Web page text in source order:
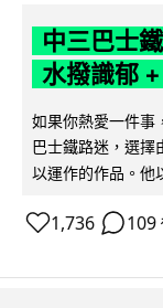
中三巴士
水撥識郁
如果你熱愛一件事
巴士鐵路迷，選擇
以運作的作品。他
1,736 109